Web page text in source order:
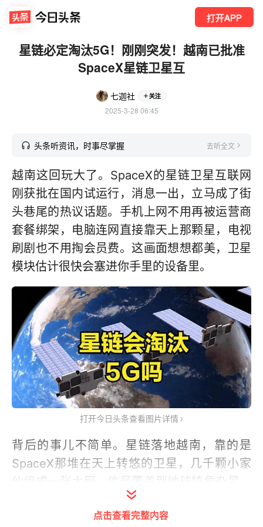
打开APP
星链必定淘汰5G！刚刚突发！越南已批准
SpaceX星链卫星互
七迦社 关注
2025-3-28 06:45
头条听资讯，时事尽掌握 去听全文
越南这回玩大了。SpaceX的星链卫星互联网
刚获批在国内试运行，消息一出，立马成了街
头巷尾的热议话题。手机上网不用再被运营商
套餐绑架，电脑连网直接靠天上那颗星，电视
刷剧也不用掏会员费。这画面想想都美，卫星
模块估计很快会塞进你手里的设备里。
打开今日头条查看图片详情
背后的事儿不简单。星链落地越南，靠的是
SpaceX那堆在天上转悠的卫星，几千颗小家
伙组成一张大网，信号覆盖到地球犄角旮旯。
拉光纤，费时费力，星链却能
一步到位。成本上算笔账，基建省了，维护也
点击查看完整内容